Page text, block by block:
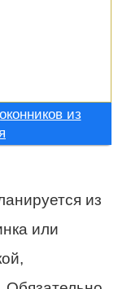
из
из
или